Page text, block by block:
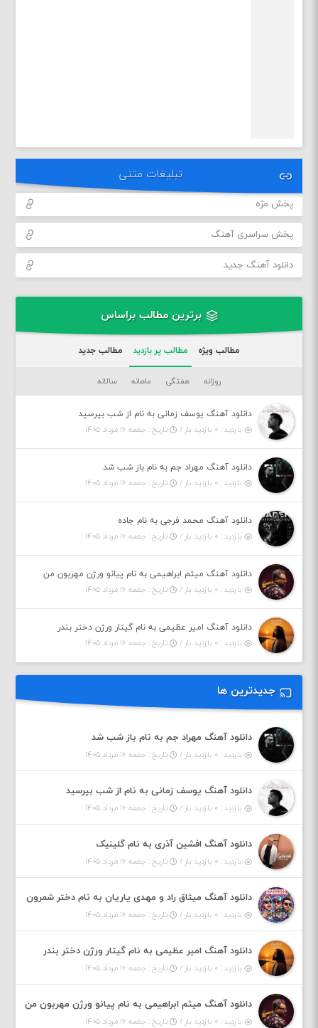
تبلیغات متنی
پخش مژه
پخش سراسری آهنگ
دانلود آهنگ جدید
برترین مطالب براساس
مطالب ویژه مطالب پر بازدید مطالب جدید
روزانه هفتگی ماهانه سالانه
دانلود آهنگ یوسف زمانی به نام از شب بپرسید
بازدید : ۰ بازدید بار /
تاریخ : جمعه ۱۶ مرداد ۱۴۰۵
دانلود آهنگ مهراد جم به نام باز شب شد
بازدید : ۰ بازدید بار /
تاریخ : جمعه ۱۶ مرداد ۱۴۰۵
دانلود آهنگ محمد فرجی به نام جاده
بازدید : ۰ بازدید بار /
تاریخ : جمعه ۱۶ مرداد ۱۴۰۵
دانلود آهنگ میثم ابراهیمی به نام پیانو ورژن مهربون من
بازدید : ۰ بازدید بار /
تاریخ : جمعه ۱۶ مرداد ۱۴۰۵
دانلود آهنگ امیر عظیمی به نام گیتار ورژن دختر بندر
بازدید : ۰ بازدید بار /
تاریخ : جمعه ۱۶ مرداد ۱۴۰۵
جدیدترین ها
دانلود آهنگ مهراد جم به نام باز شب شد
بازدید : ۰ بازدید بار / تاریخ : جمعه ۱۶ مرداد ۱۴۰۵
دانلود آهنگ یوسف زمانی به نام از شب بپرسید
بازدید : ۰ بازدید بار / تاریخ : جمعه ۱۶ مرداد ۱۴۰۵
دانلود آهنگ افشین آذری به نام گلینیک
بازدید : ۰ بازدید بار / تاریخ : جمعه ۱۶ مرداد ۱۴۰۵
دانلود آهنگ میثاق راد و مهدی یاریان به نام دختر شمرون
بازدید : ۰ بازدید بار / تاریخ : جمعه ۱۶ مرداد ۱۴۰۵
دانلود آهنگ امیر عظیمی به نام گیتار ورژن دختر بندر
بازدید : ۰ بازدید بار / تاریخ : جمعه ۱۶ مرداد ۱۴۰۵
دانلود آهنگ میثم ابراهیمی به نام پیانو ورژن مهربون من
بازدید : ۰ بازدید بار / تاریخ : جمعه ۱۶ مرداد ۱۴۰۵